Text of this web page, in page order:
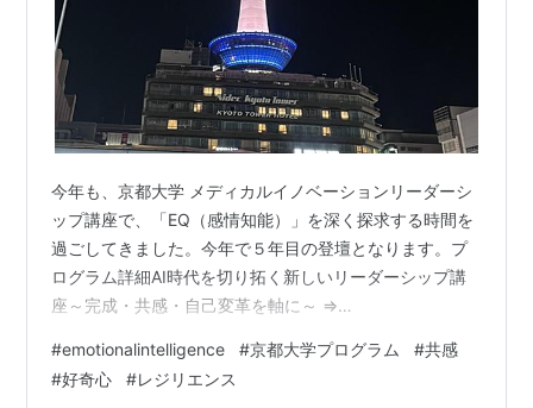
今年も、京都大学 メディカルイノベーションリーダーシ
ップ講座で、「EQ（感情知能）」を深く探求する時間を
過ごしてきました。今年で５年目の登壇となります。プ
ログラム詳細AI時代を切り拓く新しいリーダーシップ講
座～完成・共感・自己変革を軸に～ ⇒
jinzai2025/ 今回のEQ講座タイトルは、「未来を切り開く
EQ講座」。 変化が激しく、正解のないAI時代。参加者の
#emotionalintelligence #京都大学プログラム #共感
#好奇心 #レジリエンス